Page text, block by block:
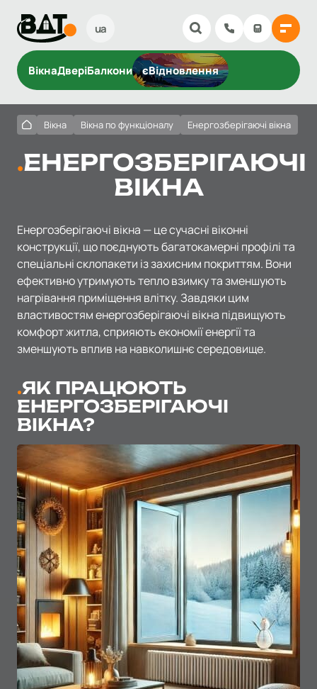
ua
ВікнаДверіБалкони єВідновлення
Вікна Вікна по функціоналу Енергозберігаючі вікна
ЕНЕРГОЗБЕРІГАЮЧІ
ВІКНА
Енергозберігаючі вікна — це сучасні віконні
конструкції, що поєднують багатокамерні профілі та
спеціальні склопакети із захисним покриттям. Вони
ефективно утримують тепло взимку та зменшують
нагрівання приміщення влітку. Завдяки цим
властивостям енергозберігаючі вікна підвищують
комфорт житла, сприяють економії енергії та
зменшують вплив на навколишнє середовище.
ЯК ПРАЦЮЮТЬ
ЕНЕРГОЗБЕРІГАЮЧІ
ВІКНА?